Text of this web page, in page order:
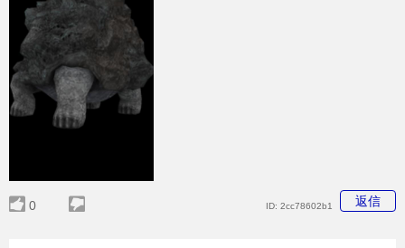
0 返信
ID: 2cc78602b1